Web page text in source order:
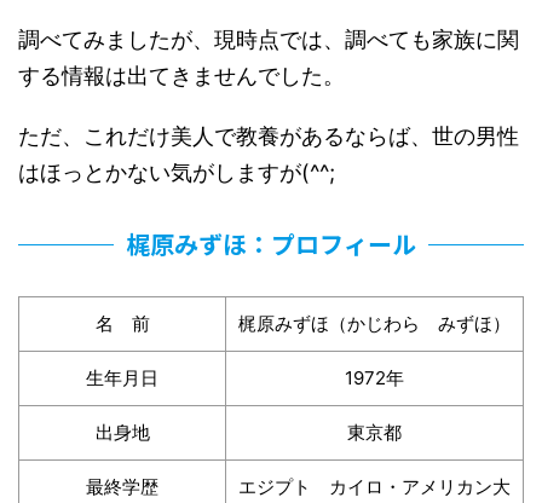
調べてみましたが、現時点では、調べても家族に関
する情報は出てきませんでした。
ただ、これだけ美人で教養があるならば、世の男性
はほっとかない気がしますが(^^;
梶原みずほ：プロフィール
名 前 梶原みずほ（かじわら みずほ）
生年月日 1972年
出身地 東京都
最終学歴
エジプト カイロ・アメリカン大